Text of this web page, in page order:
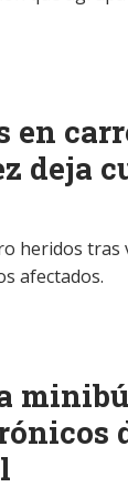
en
deja
heridos tras
afectados.